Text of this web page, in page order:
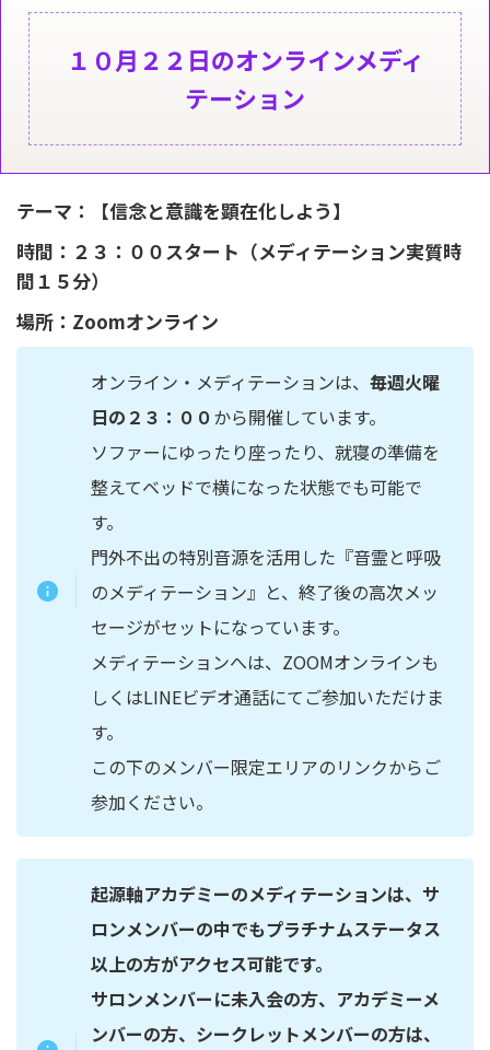
１０月２２日のオンラインメディ
テーション
テーマ：【信念と意識を顕在化しよう】
時間：２３：００スタート（メディテーション実質時
間１５分）
場所：Zoomオンライン
オンライン・メディテーションは、 毎週火曜
日の２３：００ から開催しています。
ソファーにゆったり座ったり、就寝の準備を
整えてベッドで横になった状態でも可能で
す。
門外不出の特別音源を活用した『音霊と呼吸
のメディテーション』と、終了後の高次メッ
セージがセットになっています。
メディテーションへは、ZOOMオンラインも
しくはLINEビデオ通話にてご参加いただけま
す。
この下のメンバー限定エリアのリンクからご
参加ください。
起源軸アカデミーのメディテーションは、サ
ロンメンバーの中でもプラチナムステータス
以上の方がアクセス可能です。
サロンメンバーに未入会の方、 アカデミーメ
ンバーの方、シークレットメンバーの方は、